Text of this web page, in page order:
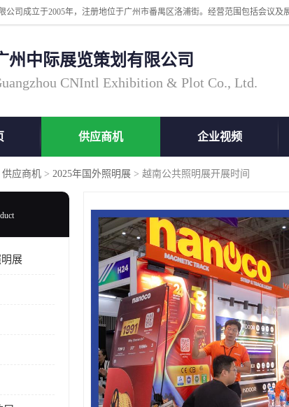
州中际展览策划有限公司
CNIntl Exhibition & Plot Co., Ltd.
供应商机 企业视频
供应商机 > 2025年国外照明展 > 越南公共照明展开展时间
展